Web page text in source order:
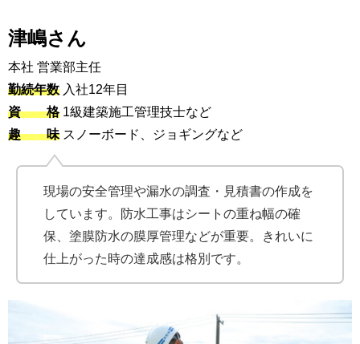
津嶋さん
本社 営業部主任
勤続年数 入社12年目
資 格1級建築施工管理技士など
趣 味 スノーボード、ジョギングなど
現場の安全管理や漏水の調査・見積書の作成を
しています。防水工事はシートの重ね幅の確
保、塗膜防水の膜厚管理などが重要。きれいに
仕上がった時の達成感は格別です。